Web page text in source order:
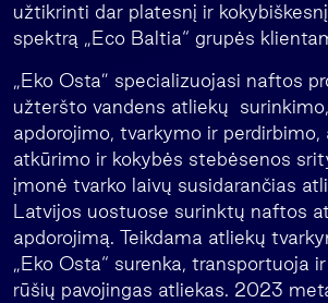
užtikrinti dar platesnį ir
spektrą „Eco Baltia“ grupės
„Eko Osta” specializuojasi naftos
užteršto vandens atliekų
apdorojimo, tvarkymo ir perdirbimo,
atkūrimo ir kokybės stebėsenos
įmonė tvarko laivų susidarančias
Latvijos uostuose surinktų naftos
apdorojimą. Teikdama atliekų
„Eko Osta“ surenka, transportuoja
rūšių pavojingas atliekas. 2023